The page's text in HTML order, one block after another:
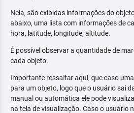
Nela, são exibidas informações do
abaixo, uma lista com informações de
hora, latitude, longitude, altitude.
É possível observar a quantidade de
cada objeto.
Importante ressaltar aqui, que caso
para um objeto, logo que o usuário sai
manual ou automática ele pode
na tela de visualização. Caso o usuário